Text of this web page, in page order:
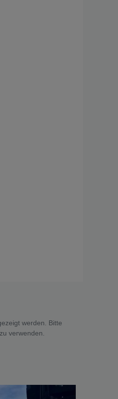
werden. Bitte
verwenden.